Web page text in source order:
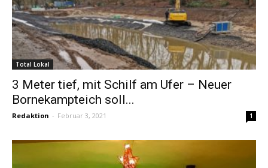
Total Lokal
3 Meter tief, mit Schilf am Ufer – Neuer
Bornekampteich soll...
Redaktion - Februar 3, 2021 1